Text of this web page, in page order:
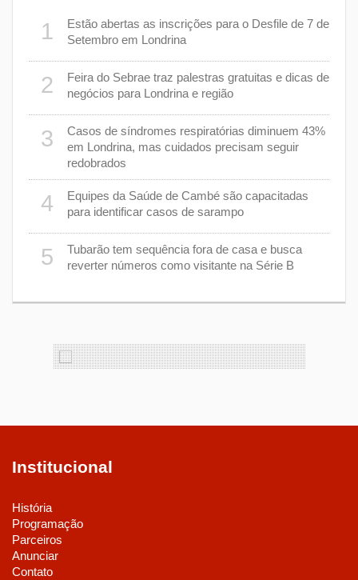
1
Estão abertas as inscrições para o Desfile de 7 de
Setembro em Londrina
2
Feira do Sebrae traz palestras gratuitas e dicas de
negócios para Londrina e região
3
Casos de síndromes respiratórias diminuem 43%
em Londrina, mas cuidados precisam seguir
redobrados
4
Equipes da Saúde de Cambé são capacitadas
para identificar casos de sarampo
5
Tubarão tem sequência fora de casa e busca
reverter números como visitante na Série B
Institucional
História
Programação
Parceiros
Anunciar
Contato